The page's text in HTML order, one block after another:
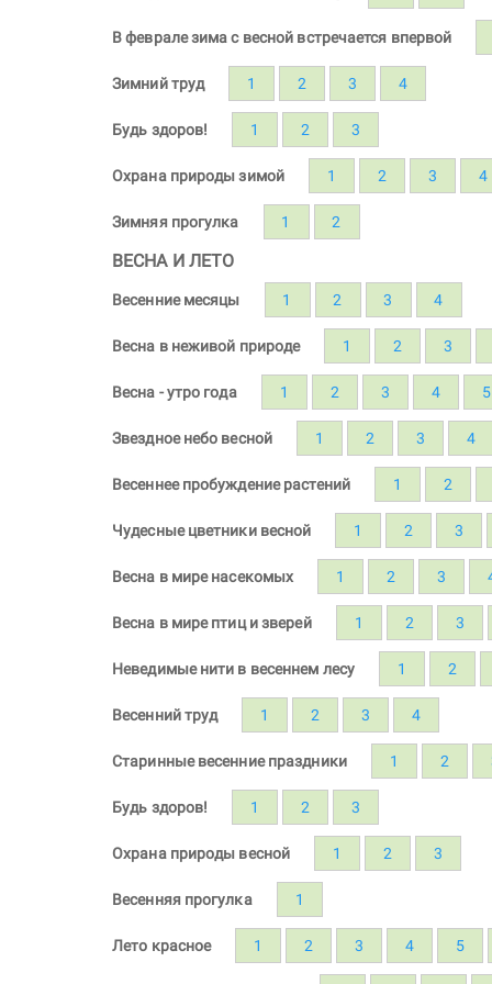
В феврале зима с весной встречается впервой
Зимний труд 1 2 3 4
Будь здоров! 1 2 3
Охрана природы зимой 1 2 3 4
Зимняя прогулка 1 2
ВЕСНА И ЛЕТО
Весенние месяцы 1 2 3 4
Весна в неживой природе 1 2 3
Весна - утро года 1 2 3 4 5
Звездное небо весной 1 2 3 4
Весеннее пробуждение растений 1 2
Чудесные цветники весной 1 2 3
Весна в мире насекомых 1 2 3
Весна в мире птиц и зверей 1 2 3
Неведимые нити в весеннем лесу 1 2
Весенний труд 1 2 3 4
Старинные весенние праздники 1 2
Будь здоров! 1 2 3
Охрана природы весной 1 2 3
Весенняя прогулка 1
Лето красное 1 2 3 4 5